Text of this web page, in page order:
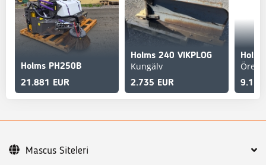
Holms PH250B
21.881 EUR
Holms 240 VIKPLOG
Kungälv
2.735 EUR 9.117
Mascus Siteleri